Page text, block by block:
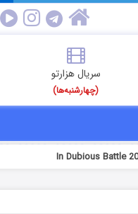
سریال هزارتو
(چهارشنبه‌ها)